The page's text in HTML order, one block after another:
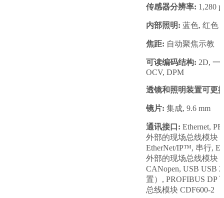
传感器分辨率: 1,280
内部照明: 蓝色, 红色
焦距: 自动聚焦示教
可读编码结构: 2D, 一
OCV, DPM
透镜和照明装置可更
镜片: 集成, 9.6 mm
通讯接口: Ethernet,
外部的现场总线模块
EtherNet/IP™, 串行,
外部的现场总线模块
CANopen, USB USB
置）, PROFIBUS DP
总线模块 CDF600-2